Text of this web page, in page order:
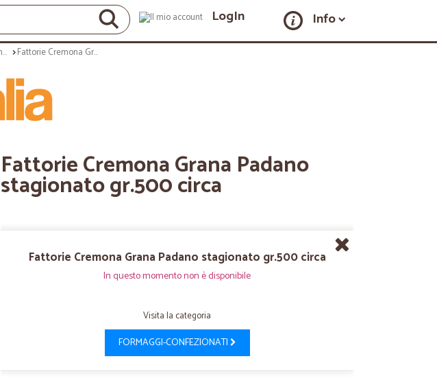
LogIn Info
Formaggi confezionati Fattorie Cremona Grana Padano stagionato gr.500 circa
Fattorie Cremona Grana Padano
stagionato gr.500 circa
Fattorie Cremona Grana Padano stagionato gr.500 circa
In questo momento non è disponibile
Visita la categoria
FORMAGGI-CONFEZIONATI